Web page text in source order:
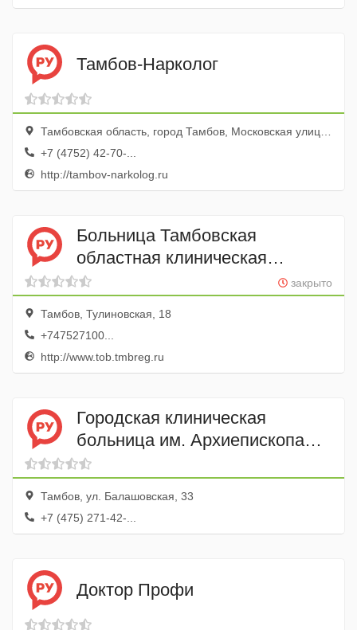
Тамбов-Нарколог
Тамбовская область, город Тамбов, Московская улица, 27
+7 (4752) 42-70-...
http://tambov-narkolog.ru
Больница Тамбовская
областная клиническая
больница им. В.Д. Бабенкозакрыто
Тамбов, Тулиновская, 18
+747527100...
http://www.tob.tmbreg.ru
Городская клиническая
больница им. Архиепископа
Луки
Тамбов, ул. Балашовская, 33
+7 (475) 271-42-...
Доктор Профи